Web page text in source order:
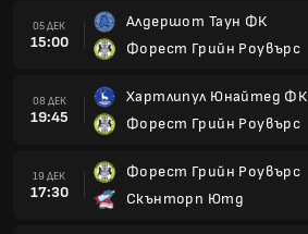
05 ДЕК
15:00
Алдершот Таун ФК
Форест Грийн Роувърс
08 ДЕК
19:45
Хартлипул Юнайтед ФК
Форест Грийн Роувърс
19 ДЕК
17:30
Форест Грийн Роувърс
Скънторп Ютд